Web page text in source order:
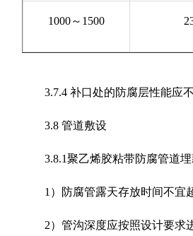
1000～1500
3.7.4 补口处的防腐层性能应不
3.8 管道敷设
3.8.1聚乙烯胶粘带防腐管道埋
1）防腐管露天存放时间不宜超
2）管沟深度应按照设计要求